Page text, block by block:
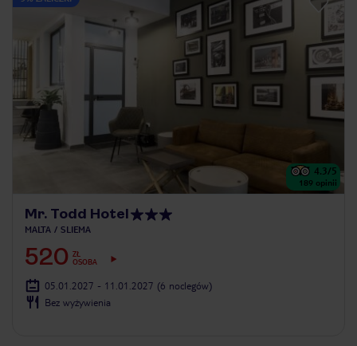
4.3/5
189 opinii
Mr. Todd Hotel
MALTA SLIEMA
520 ZŁ
OSOBA
05.01.2027 - 11.01.2027 (6 noclegów)
Bez wyżywienia